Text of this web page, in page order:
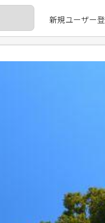
新規ユーザー